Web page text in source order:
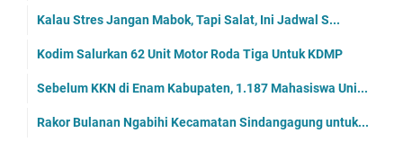
Kalau Stres Jangan Mabok, Tapi Salat, Ini Jadwal S...
Kodim Salurkan 62 Unit Motor Roda Tiga Untuk KDMP
Sebelum KKN di Enam Kabupaten, 1.187 Mahasiswa Uni...
Rakor Bulanan Ngabihi Kecamatan Sindangagung untuk...